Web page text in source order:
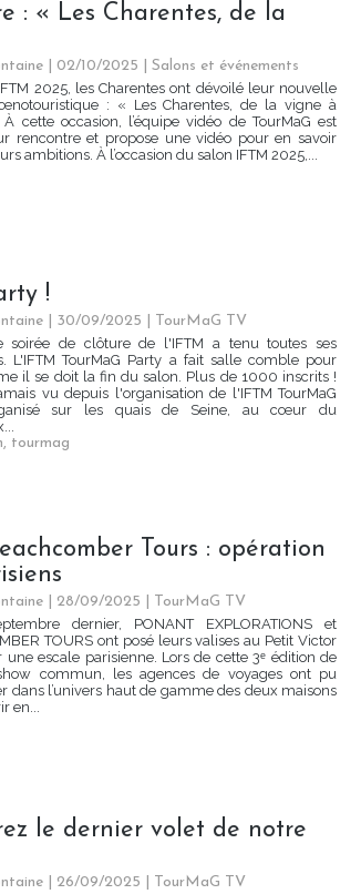
: « Les Charentes, de la
| 02/10/2025
Salons et événements
2025, les Charentes ont dévoilé leur nouvelle
: « Les Charentes, de la vigne à
cette occasion, l’équipe vidéo de TourMaG est
rencontre et propose une vidéo pour en savoir
ambitions. À l’occasion du salon IFTM 2025,...
!
| 30/09/2025
TourMaG TV
soirée de clôture de l'IFTM a tenu toutes ses
L'IFTM TourMaG Party a fait salle comble pour
il se doit la fin du salon. Plus de 1000 inscrits !
vu depuis l'organisation de l'IFTM TourMaG
sur les quais de Seine, au cœur du
, tourmag
Tours : opération
| 28/09/2025
TourMaG TV
dernier, PONANT EXPLORATIONS et
TOURS ont posé leurs valises au Petit Victor
une escale parisienne. Lors de cette 3ᵉ édition de
commun, les agences de voyages ont pu
dans l’univers haut de gamme des deux maisons
en...
le dernier volet de notre
| 26/09/2025
TourMaG TV